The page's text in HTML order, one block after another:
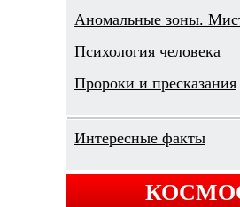
Аномальные зоны.
Психология человека
Пророки и пресказания
Интересные факты